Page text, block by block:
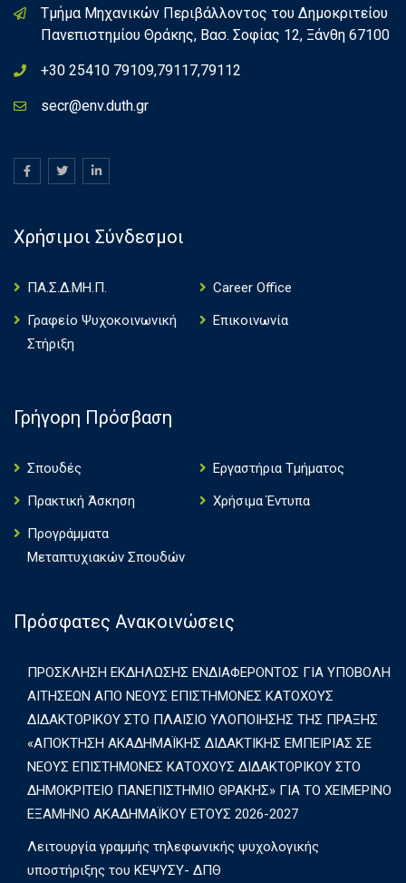
Τμήμα Μηχανικών Περιβάλλοντος του Δημοκριτείου
Πανεπιστημίου Θράκης, Βασ. Σοφίας 12, Ξάνθη 67100
+30 25410 79109,79117,79112
secr@env.duth.gr
Χρήσιμοι Σύνδεσμοι
ΠΑ.Σ.Δ.ΜΗ.Π.
Career Office
Γραφείο Ψυχοκοινωνική
Στήριξη
Επικοινωνία
Γρήγορη Πρόσβαση
Σπουδές
Εργαστήρια Τμήματος
Πρακτική Άσκηση
Χρήσιμα Έντυπα
Πρoγράμματα
Μεταπτυχιακών Σπουδών
Πρόσφατες Ανακοινώσεις
ΠΡΟΣΚΛΗΣΗ ΕΚΔΗΛΩΣΗΣ ΕΝΔΙΑΦΕΡΟΝΤΟΣ ΓΙΑ ΥΠΟΒΟΛΗ
ΑΙΤΗΣΕΩΝ ΑΠΟ ΝΕΟΥΣ ΕΠΙΣΤΗΜΟΝΕΣ ΚΑΤΟΧΟΥΣ
ΔΙΔΑΚΤΟΡΙΚΟΥ ΣΤΟ ΠΛΑΙΣΙΟ ΥΛΟΠΟΙΗΣΗΣ ΤΗΣ ΠΡΑΞΗΣ
«ΑΠΟΚΤΗΣΗ ΑΚΑΔΗΜΑΪΚΗΣ ΔΙΔΑΚΤΙΚΗΣ ΕΜΠΕΙΡΙΑΣ ΣΕ
ΝΕΟΥΣ ΕΠΙΣΤΗΜΟΝΕΣ ΚΑΤΟΧΟΥΣ ΔΙΔΑΚΤΟΡΙΚΟΥ ΣΤΟ
ΔΗΜΟΚΡΙΤΕΙΟ ΠΑΝΕΠΙΣΤΗΜΙΟ ΘΡΑΚΗΣ» ΓΙΑ ΤΟ ΧΕΙΜΕΡΙΝΟ
ΕΞΑΜΗΝΟ ΑΚΑΔΗΜΑΪΚΟΥ ΕΤΟΥΣ 2026-2027
Λειτουργία γραμμής τηλεφωνικής ψυχολογικής
υποστήριξης του ΚΕΨΥΣΥ- ΔΠΘ